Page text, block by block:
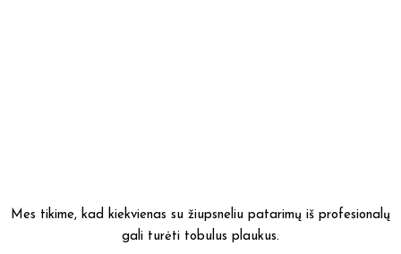
Mes tikime, kad kiekvienas su žiupsneliu patarimų iš profesionalų
gali turėti tobulus plaukus.